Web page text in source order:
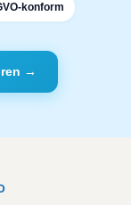
konform
→